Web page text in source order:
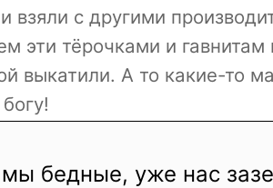
взяли с другими
эти тёрочками и
выкатили. А то какие-то
бедные, уже нас